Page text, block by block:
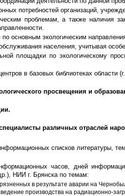
потребностей организаций,
проблемам, а также наличия
основным экологическим
населения, учитывая
площадки по экологическому
в базовых библиотеках области
просвещения и
различных отраслей
списков литературы,
часов, дней
НИИ г. Брянска по темам:
в результате аварии на
производства на радиационно-